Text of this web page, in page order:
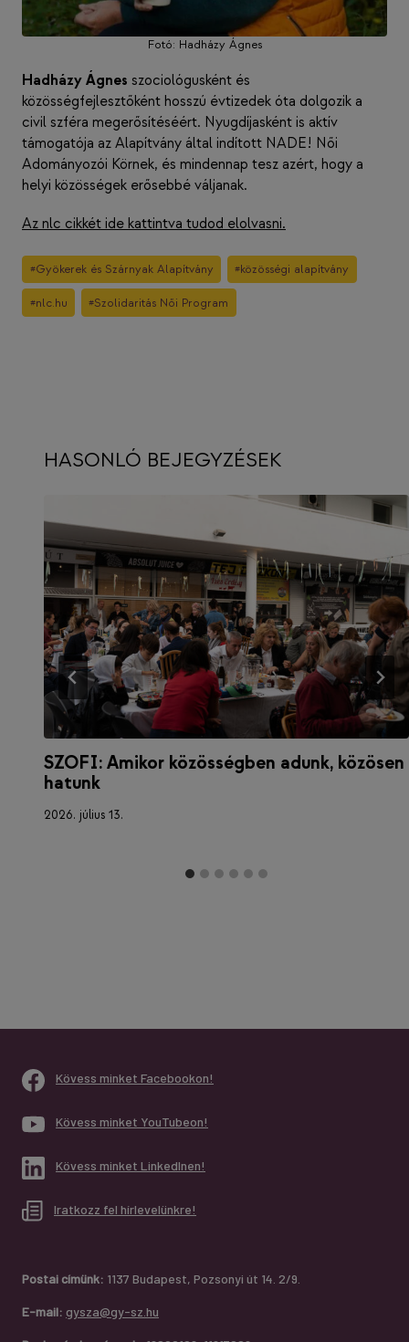
Fotó: Hadházy Ágnes
Hadházy Ágnes szociológusként és
közösségfejlesztőként hosszú évtizedek óta dolgozik a
civil szféra megerősítéséért. Nyugdíjasként is aktív
támogatója az Alapítvány által indított NADE! Női
Adományozói Körnek, és mindennap tesz azért, hogy a
helyi közösségek erősebbé váljanak.
Az nlc cikkét ide kattintva tudod elolvasni.
Post
Tags:
#Gyökerek és Szárnyak Alapítvány #közösségi alapítvány
#nlc.hu #Szolidaritás Női Program
HASONLÓ BEJEGYZÉSEK
SZOFI: Amikor közösségben adunk, közösen
hatunk
2026. július 13.
Kövess minket Facebookon!
Kövess minket YouTubeon!
Kövess minket LinkedInen!
Iratkozz fel hírlevelünkre!
Postai címünk: 1137 Budapest, Pozsonyi út 14. 2/9.
E-mail: gysza@gy-sz.hu